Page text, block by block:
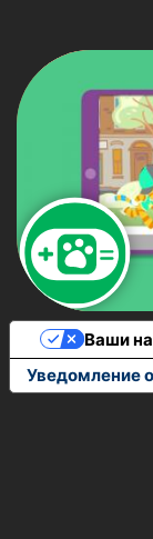
Уведомление
Ваши